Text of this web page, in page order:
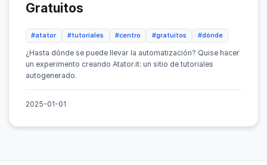
Gratuitos
#atator #tutoriales #centro #gratuitos #dónde
¿Hasta dónde se puede llevar la automatización? Quise hacer
un experimento creando Atator.it: un sitio de tutoriales
autogenerado.
2025-01-01